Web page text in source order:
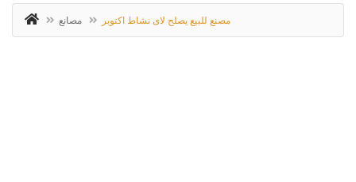
مصانع مصنع للبيع يصلح لاى نشاط اكتوبر